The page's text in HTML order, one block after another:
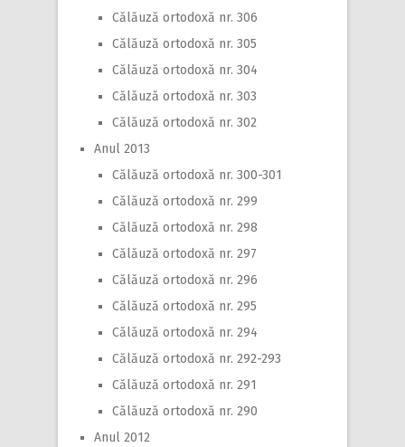
Călăuză ortodoxă nr. 306
Călăuză ortodoxă nr. 305
Călăuză ortodoxă nr. 304
Călăuză ortodoxă nr. 303
Călăuză ortodoxă nr. 302
Anul 2013
Călăuză ortodoxă nr. 300-301
Călăuză ortodoxă nr. 299
Călăuză ortodoxă nr. 298
Călăuză ortodoxă nr. 297
Călăuză ortodoxă nr. 296
Călăuză ortodoxă nr. 295
Călăuză ortodoxă nr. 294
Călăuză ortodoxă nr. 292-293
Călăuză ortodoxă nr. 291
Călăuză ortodoxă nr. 290
Anul 2012